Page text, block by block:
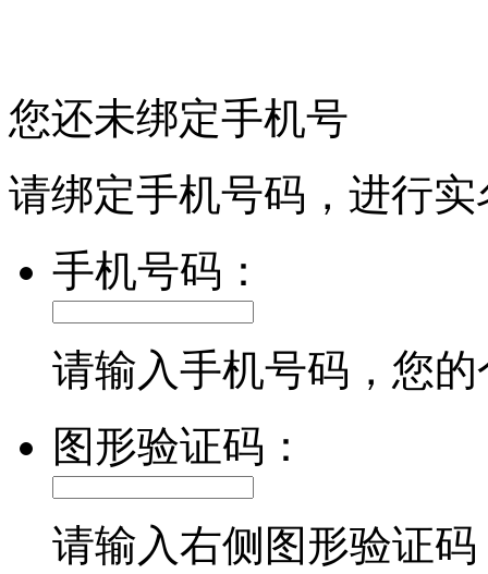
您还未绑定手机号
请绑定手机号码，进行
手机号码：
请输入手机号码，您
图形验证码：
请输入右侧图形验证码